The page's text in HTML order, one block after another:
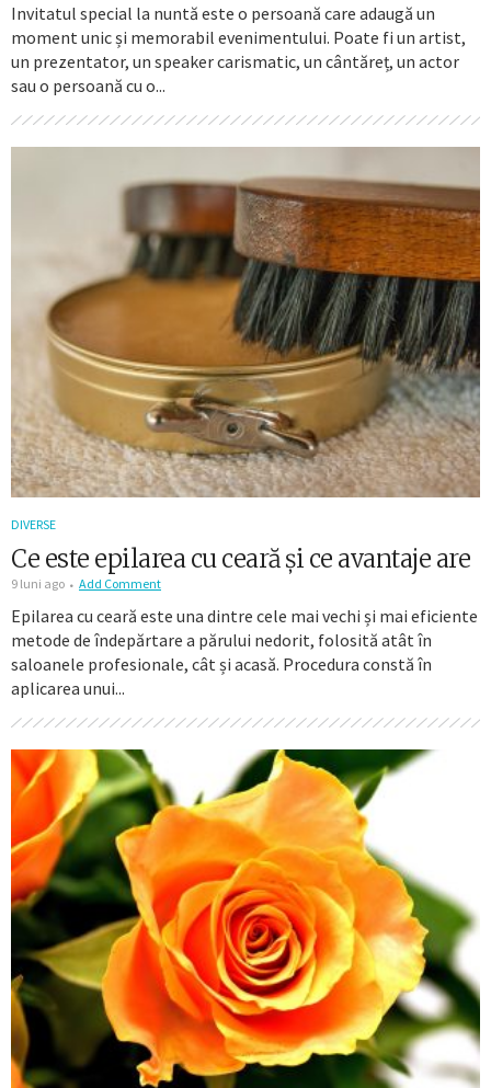
Invitatul special la nuntă este o persoană care adaugă un
moment unic și memorabil evenimentului. Poate fi un artist,
un prezentator, un speaker carismatic, un cântăreț, un actor
sau o persoană cu o...
DIVERSE
Ce este epilarea cu ceară și ce avantaje are
9 luni ago Add Comment
Epilarea cu ceară este una dintre cele mai vechi și mai eficiente
metode de îndepărtare a părului nedorit, folosită atât în
saloanele profesionale, cât și acasă. Procedura constă în
aplicarea unui...